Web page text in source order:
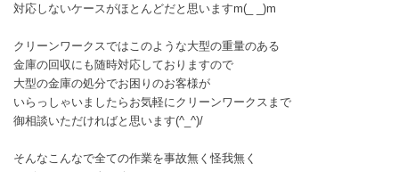
対応しないケースがほとんどだと思いますm(_ _)m
クリーンワークスではこのような大型の重量のある
金庫の回収にも随時対応しておりますので
大型の金庫の処分でお困りのお客様が
いらっしゃいましたらお気軽にクリーンワークスまで
御相談いただければと思います(^_^)/
そんなこんなで全ての作業を事故無く怪我無く